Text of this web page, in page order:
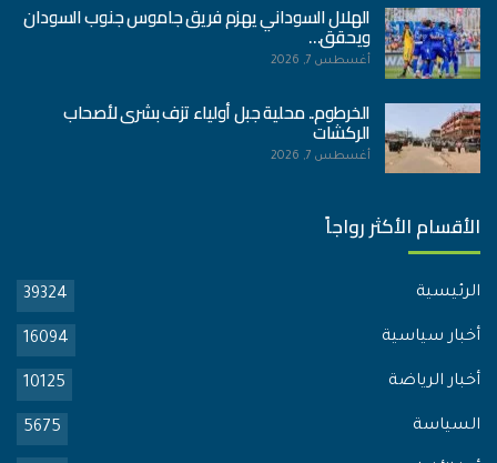
الهلال السوداني يهزم فريق جاموس جنوب السودان
ويحقق…
أغسطس 7, 2026
الخرطوم.. محلية جبل أولياء تزف بشرى لأصحاب
الركشات
أغسطس 7, 2026
الأقسام الأكثر رواجاً
الرئيسية 39324
أخبار سياسية 16094
أخبار الرياضة 10125
السياسة 5675